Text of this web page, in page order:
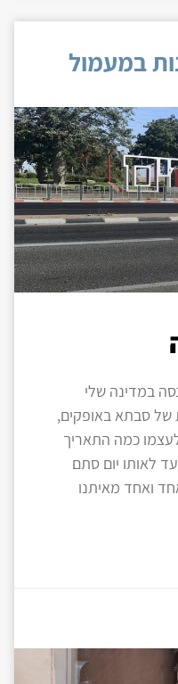
במעמול
במדינה שלי
של סבתא באופקים,
כמה התאריך
לאותו יום סתם
ואחד מאיתנו